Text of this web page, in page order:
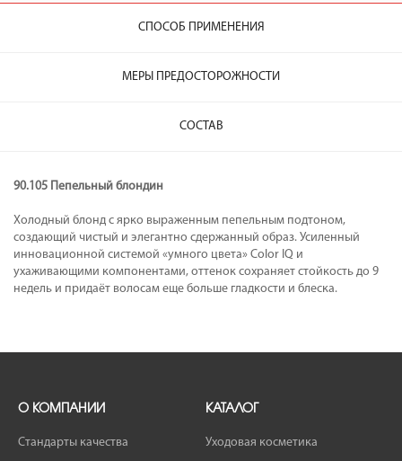
СПОСОБ ПРИМЕНЕНИЯ
МЕРЫ ПРЕДОСТОРОЖНОСТИ
СОСТАВ
90.105 Пепельный блондин
Холодный блонд с ярко выраженным пепельным подтоном,
создающий чистый и элегантно сдержанный образ. Усиленный
инновационной системой «умного цвета» Color IQ и
ухаживающими компонентами, оттенок сохраняет стойкость до 9
недель и придаёт волосам еще больше гладкости и блеска.
О КОМПАНИИ
Стандарты качества
КАТАЛОГ
Уходовая косметика